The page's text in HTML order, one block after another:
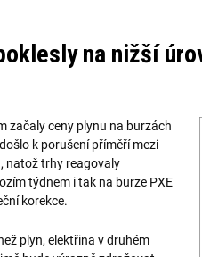
na nižší
začaly ceny plynu na burzách
k porušení příměří mezi
natož trhy reagovaly
týdnem i tak na burze PXE
korekce.
plyn, elektřina v druhém